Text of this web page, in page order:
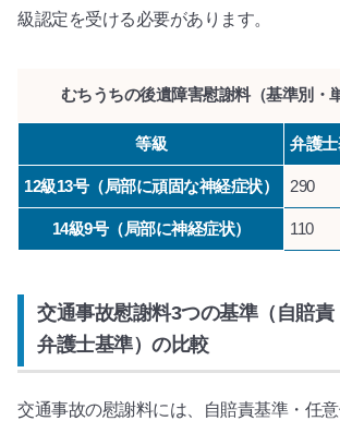
級認定を受ける必要があります。
むちうちの後遺障害慰謝料（基準別・
等級 弁護
12級13号（局部に頑固な神経症状） 290
14級9号（局部に神経症状） 110
交通事故慰謝料3つの基準（自賠責
弁護士基準）の比較
交通事故の慰謝料には、自賠責基準・任